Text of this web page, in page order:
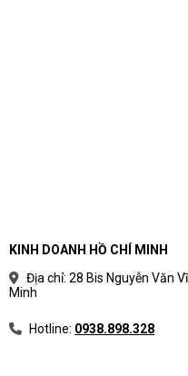
KINH DOANH HỒ CHÍ MINH
Địa chỉ: 28 Bis Nguyễn Văn
Minh
Hotline: 0938.898.328